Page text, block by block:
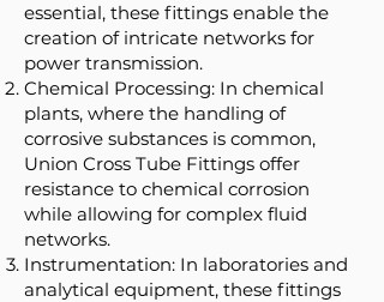
essential, these fittings enable the
creation of intricate networks for
power transmission.
Chemical Processing: In chemical
plants, where the handling of
corrosive substances is common,
Union Cross Tube Fittings offer
resistance to chemical corrosion
while allowing for complex fluid
networks.
Instrumentation: In laboratories and
analytical equipment, these fittings